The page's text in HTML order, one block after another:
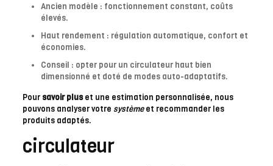
Ancien modèle : fonctionnement constant, coûts
élevés.
Haut rendement : régulation automatique, confort et
économies.
Conseil : opter pour un circulateur haut bien
dimensionné et doté de modes auto-adaptatifs.
Pour savoir pluset une estimation personnalisée, nous
pouvons analyser votre systèmeet recommander les
produits adaptés.
circulateur